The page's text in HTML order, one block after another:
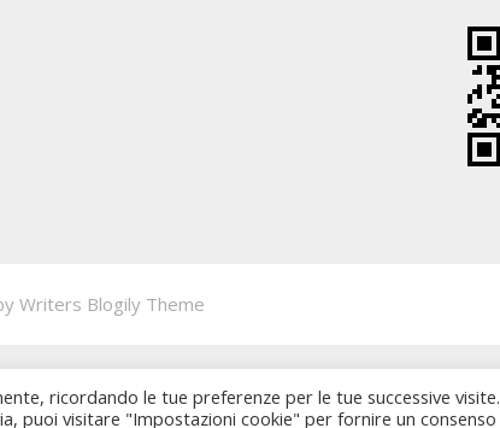
Writers Blogily Theme
ricordando le tue preferenze per le tue successive visite.
puoi visitare "Impostazioni cookie" per fornire un consenso